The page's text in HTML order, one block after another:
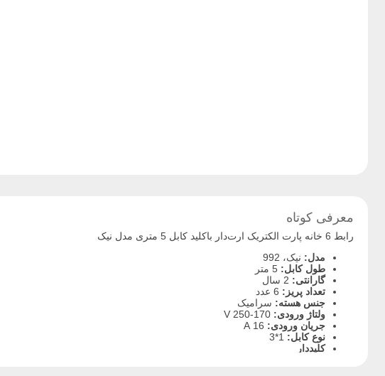
معرفی کوتاه
رابط 6 خانه پارت الکتریک ارت‌دار باکلید کابل 5 متری مدل نیک
مدل: نیک، 992
طول کابل: 5 متر
گارانتی:
تعداد پریز:
جنس هسته: سرامیک
ولتاژ ورودی: 170-250 V
جریان ورودی:
نوع کابل:
کلیددار